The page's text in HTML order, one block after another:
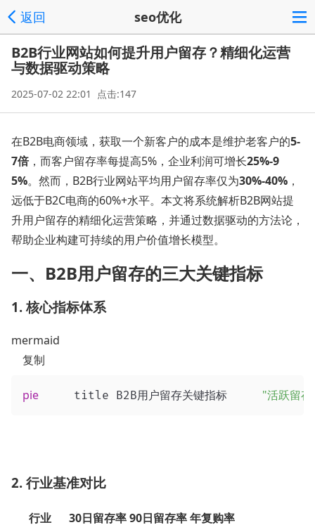
返回 seo优化
B2B行业网站如何提升用户留存？精细化运营
与数据驱动策略
2025-07-02 22:01 点击:147
在B2B电商领域，获取一个新客户的成本是维护老客户的5-
7倍，而客户留存率每提高5%，企业利润可增长25%-9
5%。然而， B2B行业网站平均用户留存率仅为30%-40% ，
远低于B2C电商的60%+水平。本文将系统解析B2B网站提
升用户留存的精细化运营策略，并通过数据驱动的方法论，
帮助企业构建可持续的用户价值增长模型。
一、B2B用户留存的三大关键指标
1. 核心指标体系
mermaid
复制
pie
     title B2B用户留存关键指标
"活跃留
2. 行业基准对比
行业 30日留存率90日留存率年复购率